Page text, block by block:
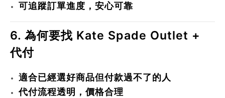
可追蹤訂單進度，安心可靠
6. 為何要找 Kate Spade Outlet +
代付
適合已經選好商品但付款過不了的人
代付流程透明，價格合理